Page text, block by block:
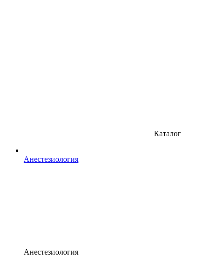
Каталог
Анестезиология
Анестезиология